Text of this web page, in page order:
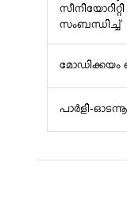
സംബന്ധിച്ച്
മോഡിക്കയം
പാർളി-